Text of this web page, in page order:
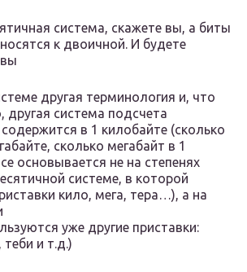
система, скажете вы, а биты
к двоичной. И будете
другая терминология и, что
другая система подсчета
в 1 килобайте (сколько
сколько мегабайт в 1
основывается не на степенях
системе, в которой
кило, мега, тера…), а на
уже другие приставки:
теби и т.д.)